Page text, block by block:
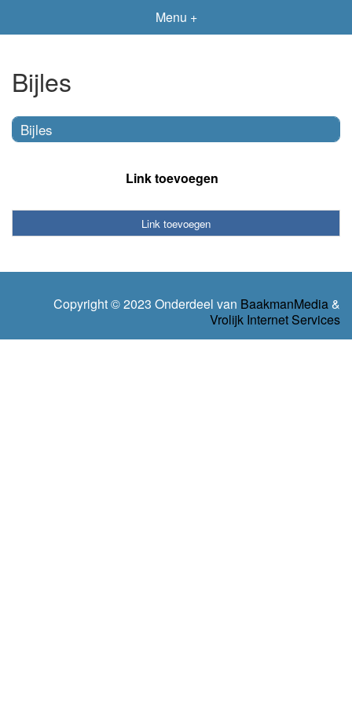
Menu +
Bijles
Bijles
Link toevoegen
Link toevoegen
Copyright © 2023 Onderdeel van BaakmanMedia&
Vrolijk Internet Services